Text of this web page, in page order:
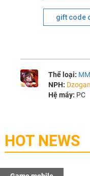
gift code
Thể loại:
NPH:
Hệ máy: PC
HOT NEWS